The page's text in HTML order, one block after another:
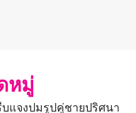
หมู่
แจงปมรูปคู่ชายปริศนา